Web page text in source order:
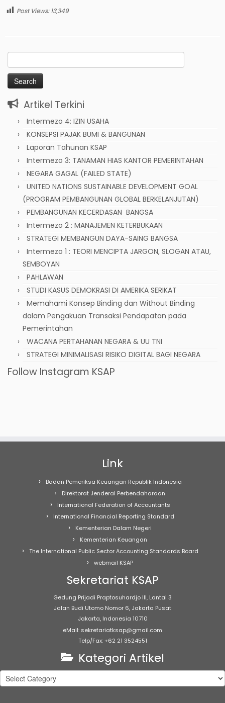
Post Views: 13,349
Search
for:
Artikel Terkini
Intermezo 4: IZIN USAHA
KONSEPSI PAJAK BUMI & BANGUNAN
Laporan Tahunan KSAP
Intermezo 3: TANAMAN HIAS KANTOR PEMERINTAHAN
NEGARA GAGAL (FAILED STATE)
UNITED NATIONS SUSTAINABLE DEVELOPMENT GOAL
(PROGRAM PEMBANGUNAN GLOBAL BERKELANJUTAN)
PEMBANGUNAN KECERDASAN BANGSA
Intermezo 2 : MANAJEMEN KETERBUKAAN
STRATEGI MEMBANGUN DAYA-SAING BANGSA
Intermezo 1 : TEORI MENCIPTA JARGON, SLOGAN ATAU,
SEMBOYAN
PAHLAWAN
STUDI KASUS DEMOKRASI DI AMERIKA SERIKAT
Memahami Konsep Binding dan Without Binding
dalam Pengakuan Transaksi Pendapatan pada
Pemerintahan
WACANA PERTAHANAN NEGARA & UU TNI
STRATEGI MINIMALISASI RISIKO DIGITAL BAGI NEGARA
Follow Instagram KSAP
Link
Badan Pemeriksa Keuangan Republik Indonesia
Direktorat Jenderal Perbendaharaan
International Federation of Accountants
International Financial Reporting Standard
Kementerian Dalam Negeri
Kementerian Keuangan
The International Public Sector Accounting Standards Board
webmail KSAP
Sekretariat KSAP
Gedung Prijadi Praptosuhardjo III, Lantai 3
Jalan Budi Utomo Nomor 6, Jakarta Pusat
Jakarta, Indonesia 10710
eMail: sekretariatksap@gmail.com
Telp/Fax: +62 21 3524551
Kategori Artikel
Kategori
Artikel